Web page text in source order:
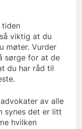
tiden
viktig at du
møter. Vurder
sørge for at de
du har råd til
av alle
synes det er litt
hvilken